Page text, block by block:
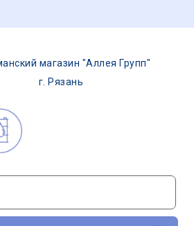
магазин "Аллея Групп"
г. Рязань